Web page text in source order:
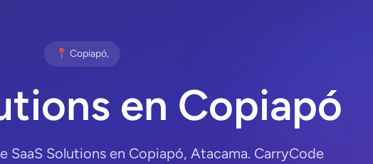
📍 Copiapó,
en Copiapó
SaaS Solutions en Copiapó, Atacama. CarryCode